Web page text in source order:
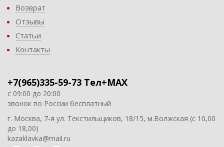
Возврат
Отзывы
Статьи
Контакты
+7(965)335-59-73 Тел+MAX
с 09:00 до 20:00
звонок по России бесплатный
г. Москва, 7-я ул. Текстильщиков, 18/15, м.Волжская (с 10,00
до 18,00)
kazaklavka@mail.ru